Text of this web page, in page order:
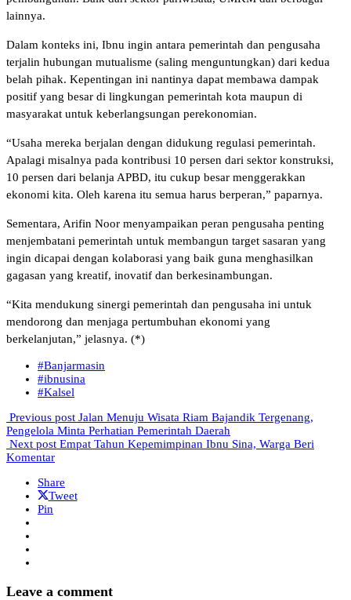
lainnya.
Dalam konteks ini, Ibnu ingin antara pemerintah dan pengusaha
terjalin hubungan mutualisme (saling menguntungkan) dari kedua
belah pihak. Kepentingan ini nantinya dapat membawa dampak
positif yang besar di lingkungan pemerintah kota maupun di
masyarakat untuk keberlangsungan perekonomian.
“Usaha mereka berjalan dengan didukung regulasi pemerintah.
Apalagi misalnya pada kontribusi 10 persen dari sektor konstruksi,
10 persen dari belanja APBD, itu cukup besar menggerakkan
ekonomi kita. Oleh karena itu semua harus berperan,” paparnya.
Sementara, Arifin Noor menyampaikan peran pengusaha penting
menjembatani pemerintah untuk membangun target sasaran yang
ingin dicapai dengan kolaborasi yang baik guna menghasilkan
gagasan yang kreatif, inovatif dan berkesinambungan.
“Kita mendukung sinergi pemerintah dan pengusaha ini untuk
mendorong dan menjaga pertumbuhan ekonomi yang
berkelanjutan,” jelasnya. (*)
#Banjarmasin
#ibnusina
#Kalsel
Previous post Jalan Menuju Wisata Riam Bajandik Tergenang,
Pengelola Minta Perhatian Pemerintah Daerah
Next post Empat Tahun Kepemimpinan Ibnu Sina, Warga Beri
Komentar
Share
Tweet
Pin
Leave a comment